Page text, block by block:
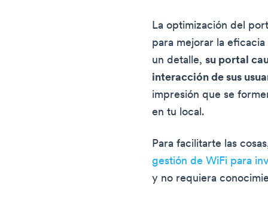
La optimización del
para mejorar la
un detalle,su portal
interacción de sus
impresión que se
en tu local.
Para facilitarte las
gestión de WiFi para
y no requiera